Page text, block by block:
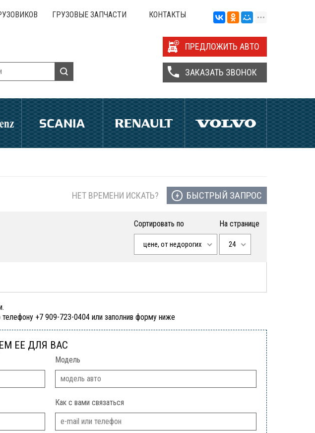
ГРУЗОВЫЕ ЗАПЧАСТИ КОНТАКТЫ
ПРЕДЛОЖИТЬ АВТО
ЗАКАЗАТЬ ЗВОНОК
НЕТ ВРЕМЕНИ ИСКАТЬ? БЫСТРЫЙ ЗАПРОС
Сортировать по
цене, от недорогих
На странице
24
+7 909-723-0404 или заполнив форму ниже
ЕЕ ДЛЯ ВАС
Модель
Как с вами связаться